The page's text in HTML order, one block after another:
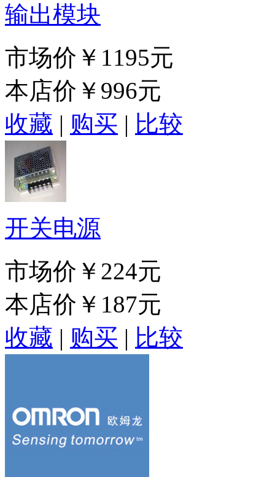
输出模块
市场价 ￥1195元
本店价 ￥996元
收藏 | 购买 | 比较
开关电源
市场价 ￥224元
本店价 ￥187元
收藏 | 购买 | 比较